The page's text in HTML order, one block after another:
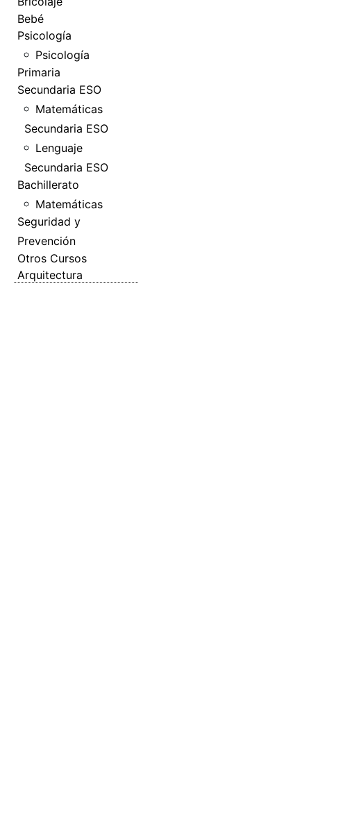
Bebé
Psicología
Psicología
Primaria
Secundaria ESO
Matemáticas
Secundaria ESO
Lenguaje
Secundaria ESO
Bachillerato
Matemáticas
Seguridad y
Prevención
Otros Cursos
Arquitectura